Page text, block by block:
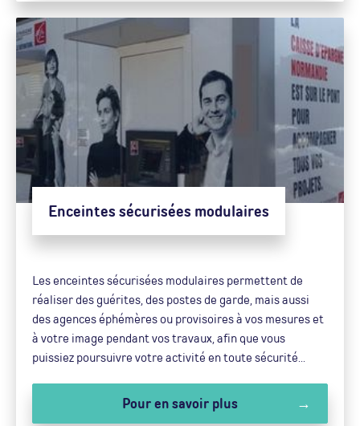
Enceintes sécurisées modulaires
Les enceintes sécurisées modulaires permettent de
réaliser des guérites, des postes de garde, mais aussi
des agences éphémères ou provisoires à vos mesures et
à votre image pendant vos travaux, afin que vous
puissiez poursuivre votre activité en toute sécurité...
Pour en savoir plus